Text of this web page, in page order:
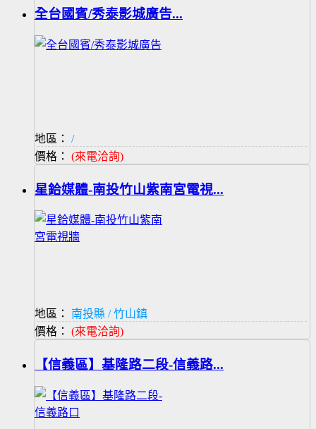
全台國賓/秀泰影城廣告...
地區：
/
價格： (來電洽詢)
星鉿媒體-南投竹山紫南宮電視...
地區：
南投縣 / 竹山鎮
價格： (來電洽詢)
【信義區】基隆路二段-信義路...